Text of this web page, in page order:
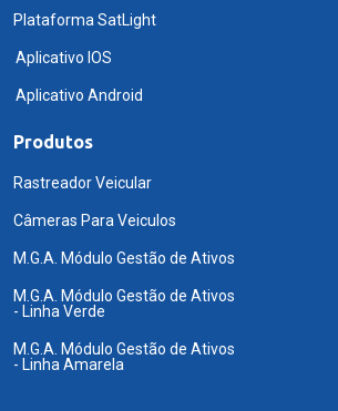
Plataforma SatLight
Aplicativo IOS
Aplicativo Android
Produtos
Rastreador Veicular
Câmeras Para Veiculos
M.G.A. Módulo Gestão de Ativos
M.G.A. Módulo Gestão de Ativos
- Linha Verde
M.G.A. Módulo Gestão de Ativos
- Linha Amarela